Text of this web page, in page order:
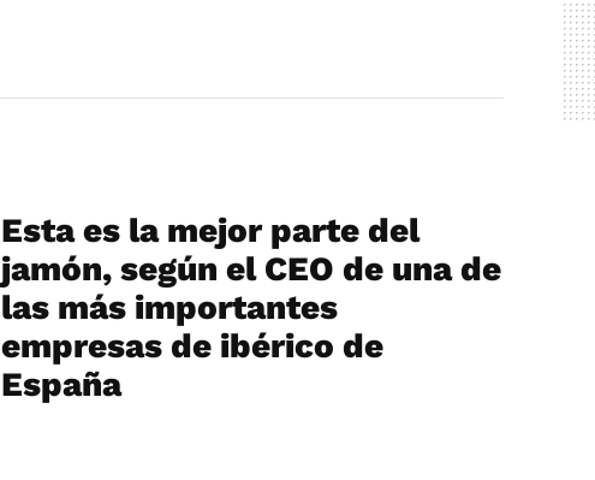
Esta es la mejor parte del
jamón, según el CEO de una de
las más importantes
empresas de ibérico de
España